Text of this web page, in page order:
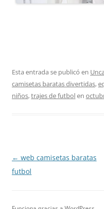
Esta entrada se publicó en
camisetas baratas divertidas,
niños,trajes de futbolen
Navegación
de
← web camisetas baratas
futbol